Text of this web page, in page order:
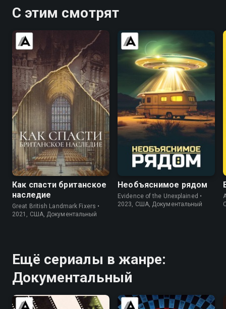
С этим смотрят
7.4
Как спасти британское
наследие
Great British Landmark Fixers •
2021, США, Документальный
7.1 6.2
Необъяснимое рядом
Evidence of the Unexplained •
2023, США, Документальный
Ещё сериалы в жанре:
Документальный